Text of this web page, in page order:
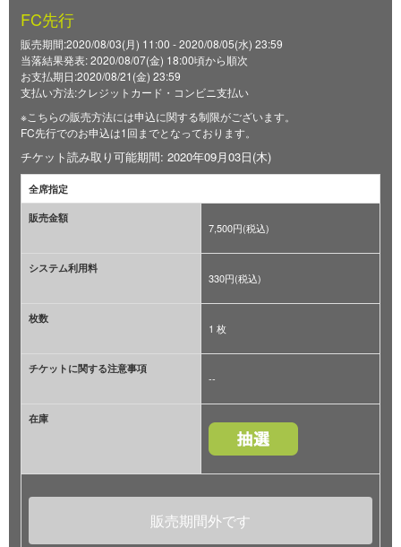
FC先行
販売期間:2020/08/03(月) 11:00 - 2020/08/05(水) 23:59
当落結果発表: 2020/08/07(金) 18:00頃から順次
お支払期日:2020/08/21(金) 23:59
支払い方法:クレジットカード・コンビニ支払い
※こちらの販売方法には申込に関する制限がございます。
FC先行でのお申込は1回までとなっております。
チケット読み取り可能期間: 2020年09月03日(木)
全席指定
販売金額
7,500円(税込)
システム利用料
330円(税込)
枚数
1 枚
チケットに関する注意事項
--
在庫
販売期間外です